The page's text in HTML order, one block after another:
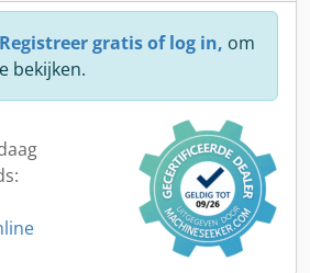
Registreer gratis of log in, om
bekijken.